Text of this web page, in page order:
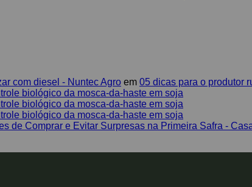
com diesel - Nuntec Agro em 05 dicas para o produtor
biológico da mosca-da-haste em soja
biológico da mosca-da-haste em soja
biológico da mosca-da-haste em soja
de Comprar e Evitar Surpresas na Primeira Safra -